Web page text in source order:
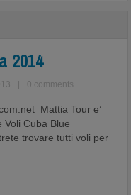
2014
0 comments
Mattia Tour e’
Cuba Blue
trovare tutti voli per